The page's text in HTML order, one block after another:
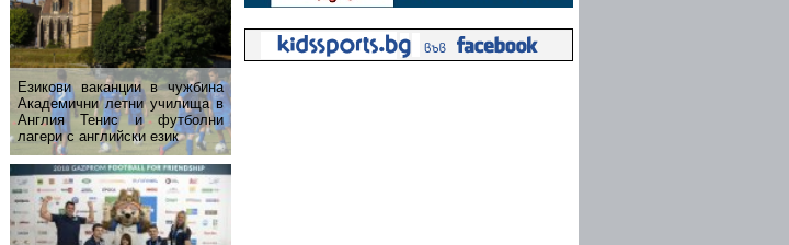
Езикови ваканции​ в чужбина
Академични летни училища в
Англия Тенис и футболни
лагери с английски език